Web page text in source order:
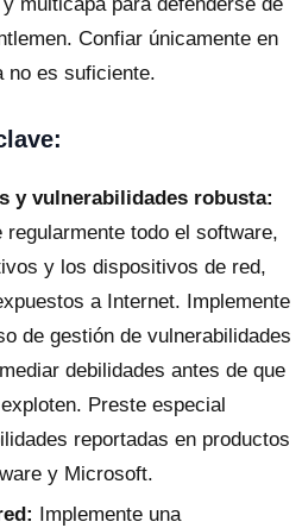
Confiar únicamente en
no es suficiente.
y vulnerabilidades robusta:
todo el software,
y los dispositivos de red,
a Internet. Implemente
de gestión de vulnerabilidades
debilidades antes de que
Preste especial
reportadas en productos
y Microsoft.
Implemente una